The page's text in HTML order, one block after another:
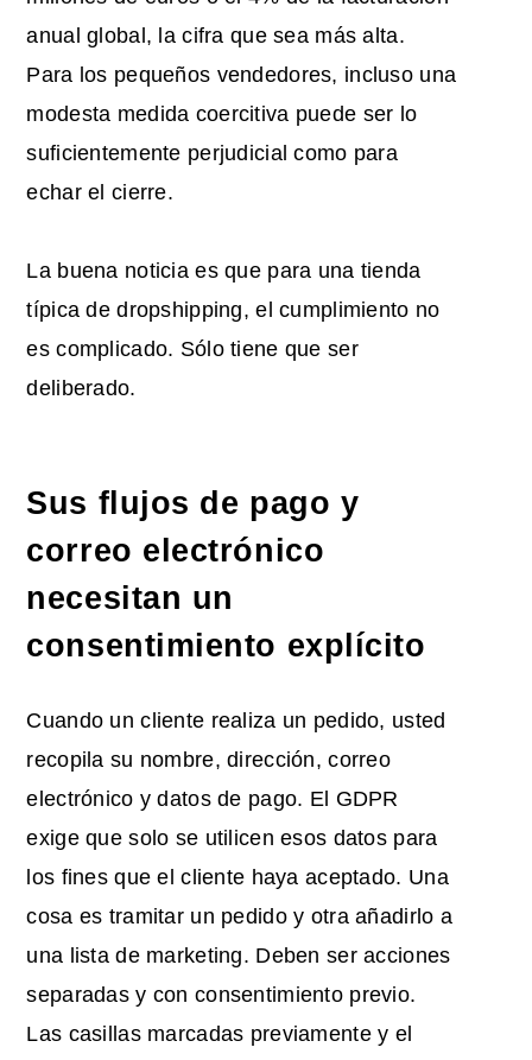
anual global, la cifra que sea más alta.
Para los pequeños vendedores, incluso una
modesta medida coercitiva puede ser lo
suficientemente perjudicial como para
echar el cierre.
La buena noticia es que para una tienda
típica de dropshipping, el cumplimiento no
es complicado. Sólo tiene que ser
deliberado.
Sus flujos de pago y
correo electrónico
necesitan un
consentimiento explícito
Cuando un cliente realiza un pedido, usted
recopila su nombre, dirección, correo
electrónico y datos de pago. El GDPR
exige que solo se utilicen esos datos para
los fines que el cliente haya aceptado. Una
cosa es tramitar un pedido y otra añadirlo a
una lista de marketing. Deben ser acciones
separadas y con consentimiento previo.
Las casillas marcadas previamente y el